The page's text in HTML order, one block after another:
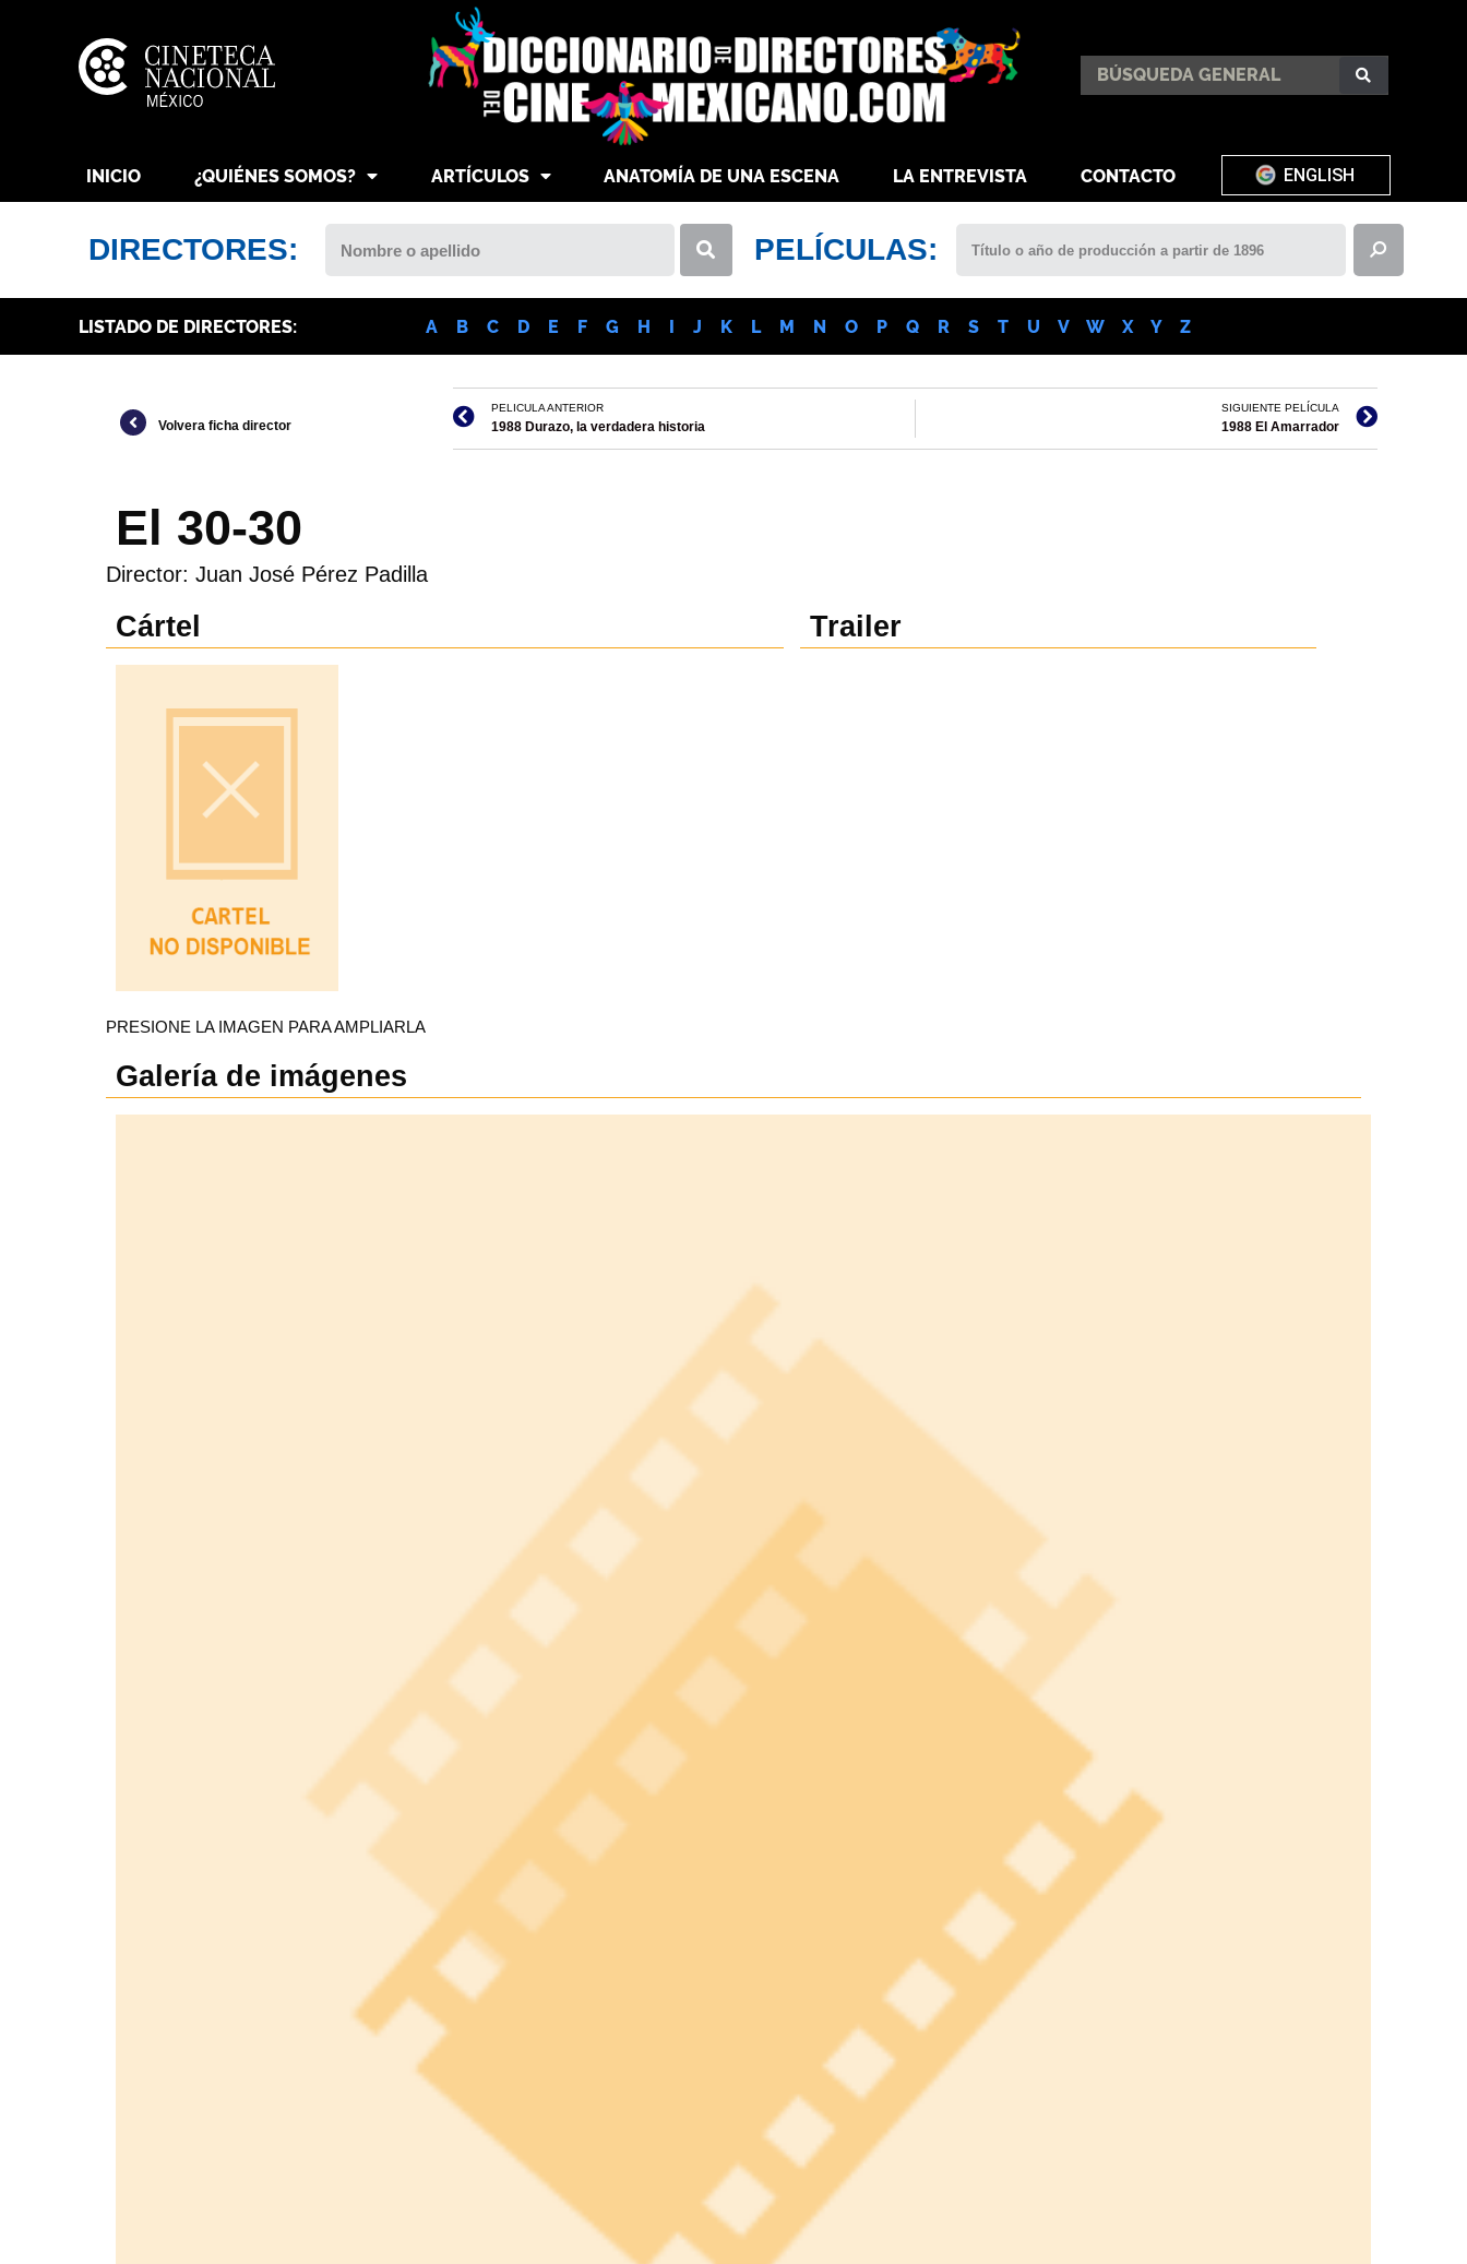
INICIO ¿QUIÉNES SOMOS? ARTÍCULOS ANATOMÍA DE UNA ESCENA LA ENTREVISTA CONTACTO ENGLISH
DIRECTORES: PELÍCULAS:
LISTADO DE DIRECTORES: A B C D E F G H I J K L M N O P Q R S T U V W X Y Z
Volvera ficha director
PELICULA ANTERIOR
1988 Durazo, la verdadera historia
SIGUIENTE PELÍCULA
1988 El Amarrador
El 30-30
Director: Juan José Pérez Padilla
Cártel Trailer
PRESIONE LA IMAGEN PARA AMPLIARLA
Galería de imágenes